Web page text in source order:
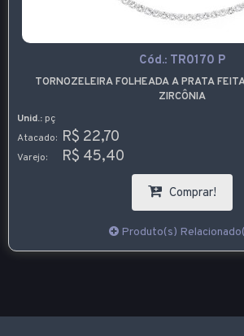
Cód.: TR0170 P
TORNOZELEIRA FOLHEADA A PRATA
ZIRCÔNIA
Unid.: pç
Atacado: R$ 22,70
Varejo: R$ 45,40
Comprar!
Produto(s)